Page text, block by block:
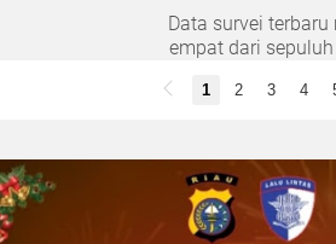
Data survei
empat dari
yang tulus seiring
1 2 3 4